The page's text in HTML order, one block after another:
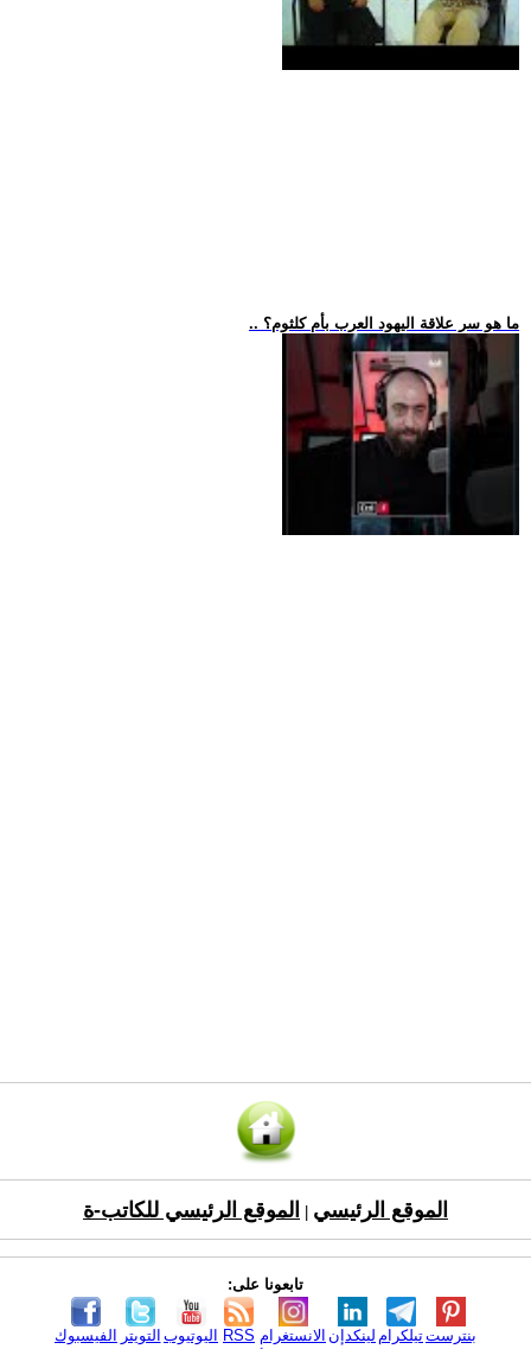
.. ما هو سر علاقة اليهود العرب بأم كلثوم؟
الموقع الرئيسي الموقع الرئيسي للكاتب-ة
تابعونا على:
الفيسبوك التويتر اليوتيوب RSS الانستغرام لينكدإن تيلكرامبنترست